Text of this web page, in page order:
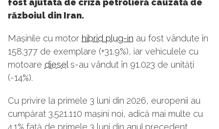
fost ajutată de criza petrolieră cauzată de
războiul din Iran.
Mașinile cu motor hibrid plug-in au fost vândute în
158.377 de exemplare (+31.9%), iar vehiculele cu
motoare diesels-au vândut în 91.023 de unități
(-14%).
Cu privire la primele 3 luni din 2026, europenii au
cumpărat 3.521.110 mașini noi, adică mai multe cu